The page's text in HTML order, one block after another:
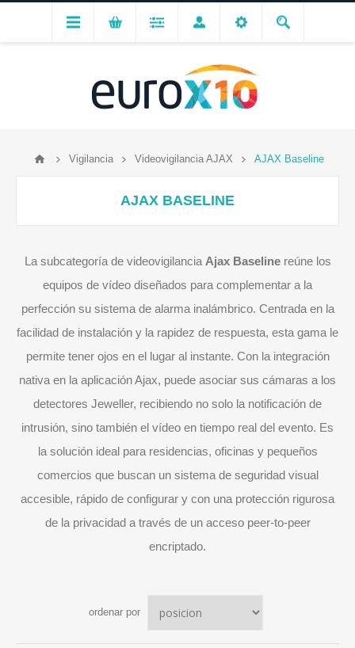
Vigilancia Videovigilancia AJAX AJAX Baseline
AJAX BASELINE
La subcategoría de videovigilancia Ajax Baseline reúne los
equipos de vídeo diseñados para complementar a la
perfección su sistema de alarma inalámbrico. Centrada en la
facilidad de instalación y la rapidez de respuesta, esta gama le
permite tener ojos en el lugar al instante. Con la integración
nativa en la aplicación Ajax, puede asociar sus cámaras a los
detectores Jeweller, recibiendo no solo la notificación de
intrusión, sino también el vídeo en tiempo real del evento. Es
la solución ideal para residencias, oficinas y pequeños
comercios que buscan un sistema de seguridad visual
accesible, rápido de configurar y con una protección rigurosa
de la privacidad a través de un acceso peer-to-peer
encriptado.
ordenar por